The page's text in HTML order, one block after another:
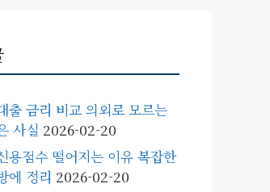
출 금리 비교 의외로 모르는
사실 2026-02-20
용점수 떨어지는 이유 복잡한
에 정리 2026-02-20